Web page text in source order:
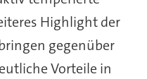
Highlight der
gegenüber
Vorteile in